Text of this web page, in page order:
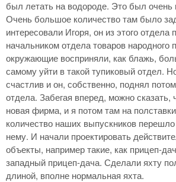
был летать на водороде. Это был очень
Очень большое количество там было
интересовали Игоря, он из этого отдела
начальником отдела товаров народного
окружающие восприняли, как блажь,
самому уйти в такой тупиковый отдел.
счастлив и он, собственно, поднял
отдела. Забегая вперед, можно сказать,
новая фирма, и я потом там на
количество наших выпускников
нему. И начали проектировать
объекты, например такие, как прицеп-
западный прицеп-дача. Сделали яхту
длиной, вполне нормальная яхта.